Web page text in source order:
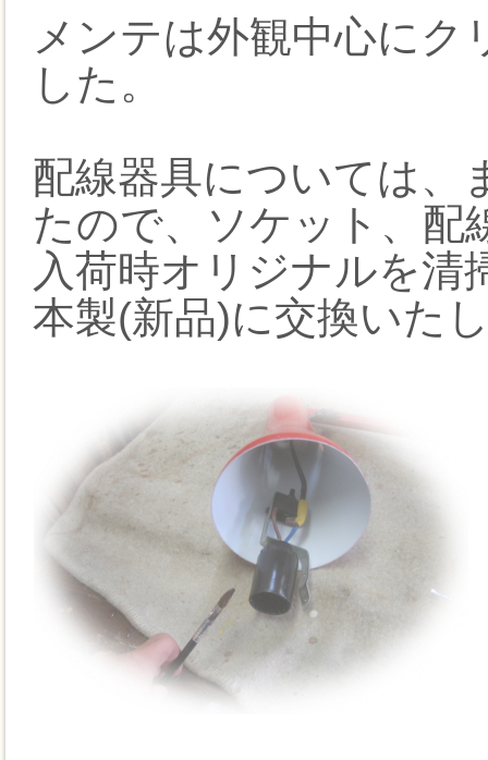
メンテは外観中心にク
した。
配線器具については、
たので、ソケット、配
入荷時オリジナルを清
本製(新品)に交換いた